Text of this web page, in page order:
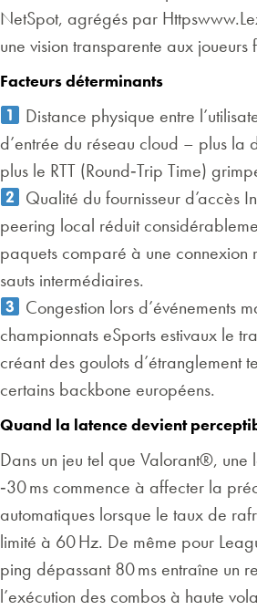
NetSpot, agrégés par
une vision transparente aux joueurs
Facteurs déterminants
Distance physique entre
d’entrée du réseau cloud – plus la
plus le RTT (Round‑Trip Time)
Qualité du fournisseur d’accès
peering local réduit
paquets comparé à une connexion
sauts intermédiaires.
Congestion lors d’événements
championnats eSports estivaux le
créant des goulots d’étranglement
certains backbone européens.
Quand la latence devient
Dans un jeu tel que Valorant®, une
‑30 ms commence à affecter la
automatiques lorsque le taux de
limité à 60 Hz. De même pour
ping dépassant 80 ms entraîne un
l’exécution des combos à haute